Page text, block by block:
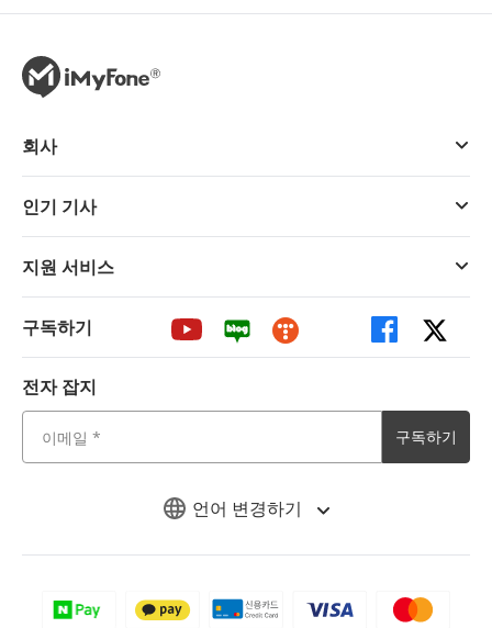
언어 변경하기
회사
인기 기사
지원 서비스
구독하기
전자 잡지
구독하기